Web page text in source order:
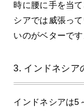
時に腰に手を当
シアでは威張っ
いのがベターです
3. インドネシア
インドネシアは5